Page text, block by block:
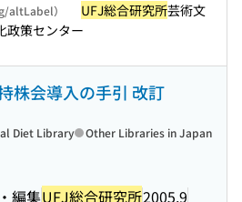
altLabel） UFJ総合研究所芸術文
政策センター
株会導入の手引 改訂
編集UFJ総合研究所2005.9
Diet Library Other Libraries in Japan